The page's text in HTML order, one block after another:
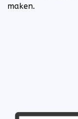
maken.